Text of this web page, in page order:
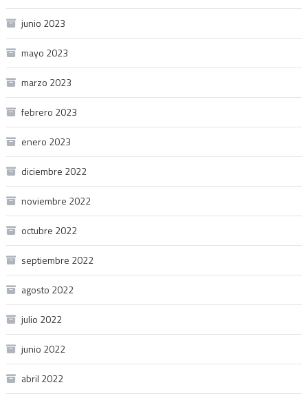
junio 2023
mayo 2023
marzo 2023
febrero 2023
enero 2023
diciembre 2022
noviembre 2022
octubre 2022
septiembre 2022
agosto 2022
julio 2022
junio 2022
abril 2022